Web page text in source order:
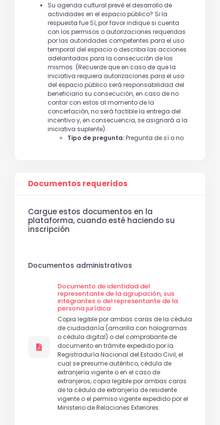
Su agenda cultural prevé el desarrollo de
actividades en el espacio público? Si la
respuesta fue Sí, por favor indique si cuenta
con los permisos o autorizaciones requeridas
por las autoridades competentes para el uso
temporal del espacio o describa las acciones
adelantadas para la consecución de los
mismos. (Recuerde que en caso de que la
iniciativa requiera autorizaciones para el uso
del espacio público será responsabilidad del
beneficiario su consecución, en caso de no
contar con estos al momento de la
concertación, no será factible la entrega del
incentivo y, en consecuencia, se asignará a la
iniciativa suplente).
Tipo de pregunta:Pregunta de sí o no
Documentos requeridos
Cargue estos documentos en la
plataforma, cuando esté haciendo su
inscripción
Documentos administrativos
Documento de identidad del
representante de la agrupación, sus
integrantes o del representante de la
persona jurídica
Copia legible por ambas caras de la cédula
de ciudadanía (amarilla con hologramas
o cédula digital) o del comprobante de
documento en trámite expedido por la
Registraduría Nacional del Estado Civil, el
cual se presume auténtico, cédula de
extranjería vigente o en el caso de
extranjeros, copia legible por ambas caras
de la cédula de extranjería de residente
vigente o el permiso vigente expedido por el
Ministerio de Relaciones Exteriores.